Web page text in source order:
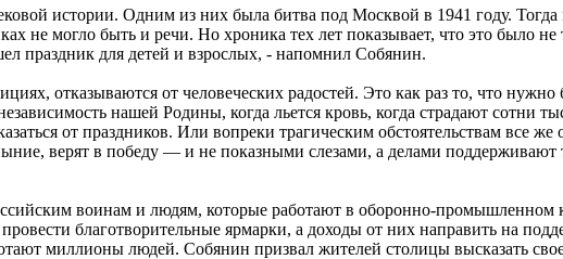
истории. Одним из них была битва под Москвой в 1941 году.
не могло быть и речи. Но хроника тех лет показывает, что это было
праздник для детей и взрослых, - напомнил Собянин.
отказываются от человеческих радостей. Это как раз то, что нужно
нашей Родины, когда льется кровь, когда страдают сотни
от праздников. Или вопреки трагическим обстоятельствам все
верят в победу — и не показными слезами, а делами поддерживают
воинам и людям, которые работают в оборонно-промышленном
благотворительные ярмарки, а доходы от них направить на
миллионы людей. Собянин призвал жителей столицы высказать